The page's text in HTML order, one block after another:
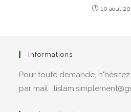
10 août
Informations
Pour toute demande,
par mail :